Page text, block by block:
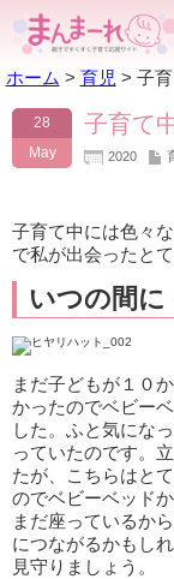
ホーム > 育児 > 子
28
May
子育て
2020
子育て中には色々
で私が出会ったと
いつの間に
まだ子どもが１０
かったのでベビー
した。ふと気にな
っていたのです。
たが、こちらはと
のでベビーベッド
まだ座っているか
につながるかもし
見守りましょう。